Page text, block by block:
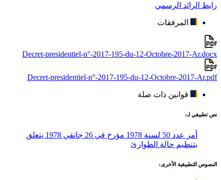
رابط الرائد الرسمي
المرفقات
Decret-presidentiel-n°-2017-195-du-12-Octobre-2017-Ar.docx
Decret-presidentiel-n°-2017-195-du-12-Octobre-2017-Ar.pdf
قوانين ذات صلة
نص تطبيقي لـ:
أمر عدد 50 لسنة 1978 مؤرخ في 26 جانفي 1978 يتعلق
بتنظيم حالة الطوارئ
النصوص التطبيقية الأخرى: